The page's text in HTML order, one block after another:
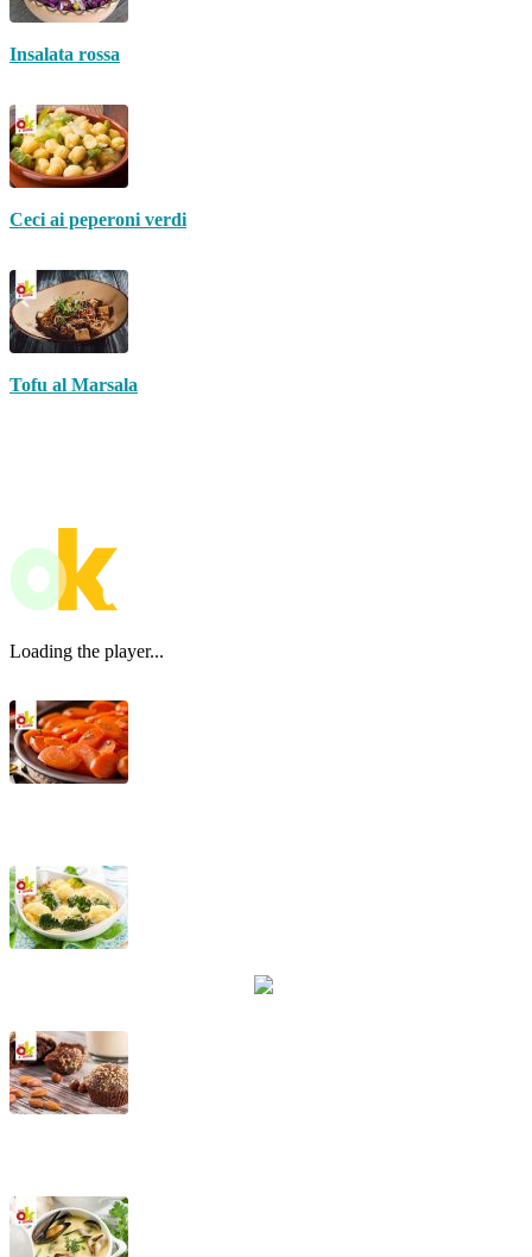
Insalata rossa
Ceci ai peperoni verdi
Tofu al Marsala
Loading the player...
Cavolfiori e broccoletti alla piemontese